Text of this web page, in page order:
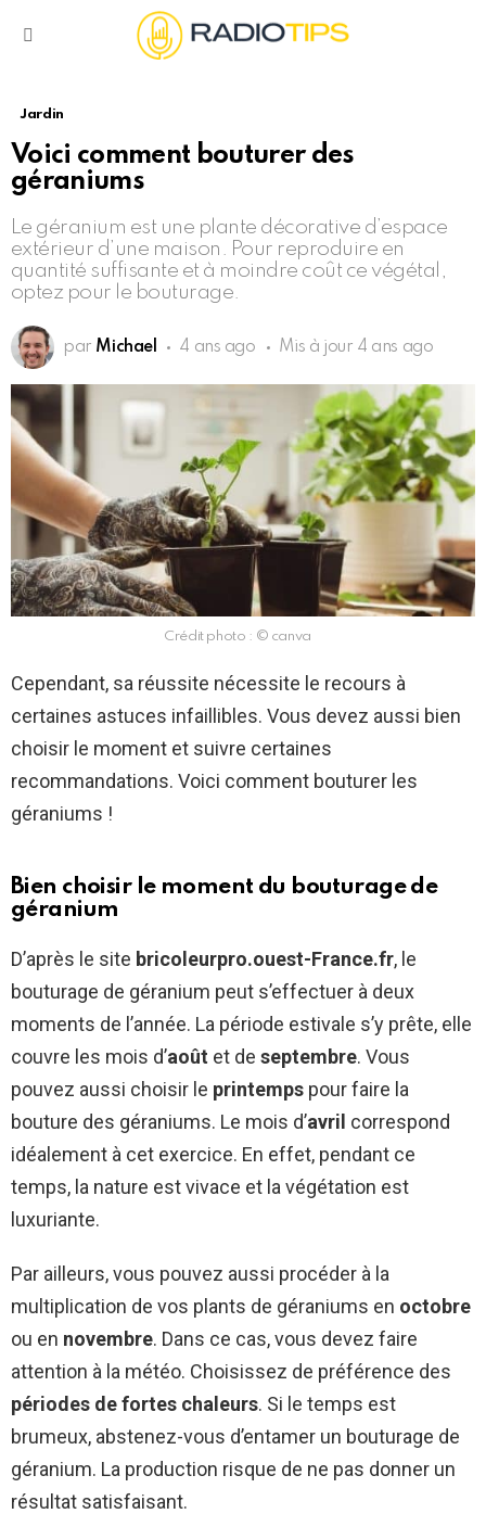
Jardin
Voici comment bouturer des
géraniums
Le géranium est une plante décorative d’espace
extérieur d’une maison. Pour reproduire en
quantité suffisante et à moindre coût ce végétal,
optez pour le bouturage.
par Michael 4 ans ago Mis à jour 4 ans ago
Crédit photo : © canva
Cependant, sa réussite nécessite le recours à
certaines astuces infaillibles. Vous devez aussi bien
choisir le moment et suivre certaines
recommandations. Voici comment bouturer les
géraniums !
Bien choisir le moment du bouturage de
géranium
D’après le site bricoleurpro.ouest-France.fr, le
bouturage de géranium peut s’effectuer à deux
moments de l’année. La période estivale s’y prête, elle
couvre les mois d’août et de septembre. Vous
pouvez aussi choisir le printemps pour faire la
bouture des géraniums. Le mois d’avril correspond
idéalement à cet exercice. En effet, pendant ce
temps, la nature est vivace et la végétation est
luxuriante.
Par ailleurs, vous pouvez aussi procéder à la
multiplication de vos plants de géraniums en octobre
ou en novembre. Dans ce cas, vous devez faire
attention à la météo. Choisissez de préférence des
périodes de fortes chaleurs. Si le temps est
brumeux, abstenez-vous d’entamer un bouturage de
géranium. La production risque de ne pas donner un
résultat satisfaisant.